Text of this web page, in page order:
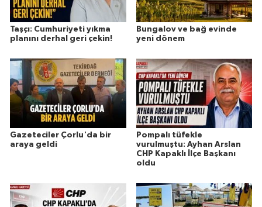
Taşçı: Cumhuriyeti yıkma
planını derhal geri çekin!
Bungalov ve bağ evinde
yeni dönem
Gazeteciler Çorlu'da bir
araya geldi
Pompalı tüfekle
vurulmuştu: Ayhan Arslan
CHP Kapaklı İlçe Başkanı
oldu